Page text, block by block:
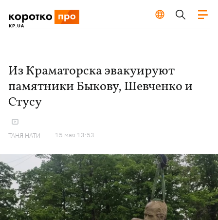
Из Краматорска эвакуируют
памятники Быкову, Шевченко и
Стусу
ТАНЯ НАТИ 15 мая 13:53